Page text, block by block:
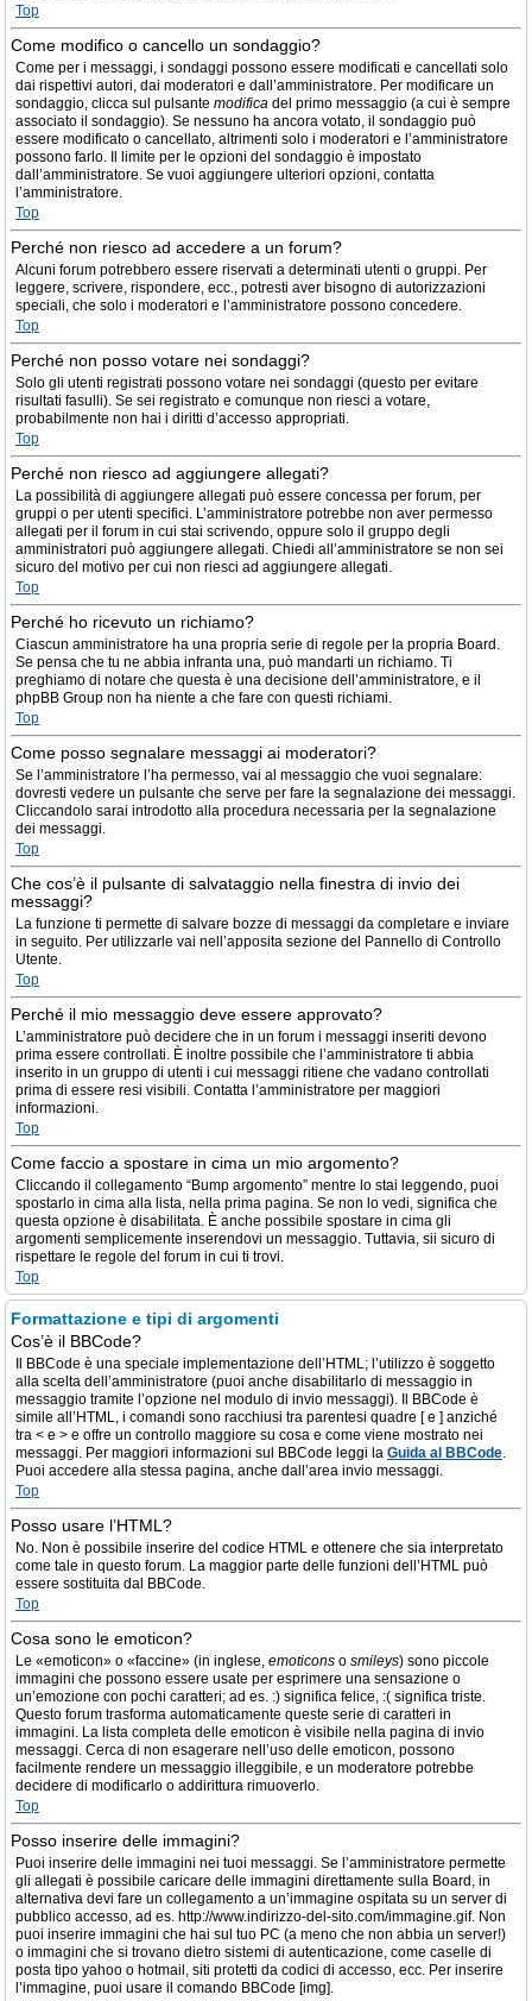
Top
Come modifico o cancello un sondaggio?
Come per i messaggi, i sondaggi possono essere modificati e cancellati solo
dai rispettivi autori, dai moderatori e dall’amministratore. Per modificare un
sondaggio, clicca sul pulsante modifica del primo messaggio (a cui è sempre
associato il sondaggio). Se nessuno ha ancora votato, il sondaggio può
essere modificato o cancellato, altrimenti solo i moderatori e l’amministratore
possono farlo. Il limite per le opzioni del sondaggio è impostato
dall’amministratore. Se vuoi aggiungere ulteriori opzioni, contatta
l’amministratore.
Top
Perché non riesco ad accedere a un forum?
Alcuni forum potrebbero essere riservati a determinati utenti o gruppi. Per
leggere, scrivere, rispondere, ecc., potresti aver bisogno di autorizzazioni
speciali, che solo i moderatori e l’amministratore possono concedere.
Top
Perché non posso votare nei sondaggi?
Solo gli utenti registrati possono votare nei sondaggi (questo per evitare
risultati fasulli). Se sei registrato e comunque non riesci a votare,
probabilmente non hai i diritti d’accesso appropriati.
Top
Perché non riesco ad aggiungere allegati?
La possibilità di aggiungere allegati può essere concessa per forum, per
gruppi o per utenti specifici. L’amministratore potrebbe non aver permesso
allegati per il forum in cui stai scrivendo, oppure solo il gruppo degli
amministratori può aggiungere allegati. Chiedi all’amministratore se non sei
sicuro del motivo per cui non riesci ad aggiungere allegati.
Top
Perché ho ricevuto un richiamo?
Ciascun amministratore ha una propria serie di regole per la propria Board.
Se pensa che tu ne abbia infranta una, può mandarti un richiamo. Ti
preghiamo di notare che questa è una decisione dell’amministratore, e il
phpBB Group non ha niente a che fare con questi richiami.
Top
Come posso segnalare messaggi ai moderatori?
Se l’amministratore l’ha permesso, vai al messaggio che vuoi segnalare:
dovresti vedere un pulsante che serve per fare la segnalazione dei messaggi.
Cliccandolo sarai introdotto alla procedura necessaria per la segnalazione
dei messaggi.
Top
Che cos’è il pulsante di salvataggio nella finestra di invio dei
messaggi?
La funzione ti permette di salvare bozze di messaggi da completare e inviare
in seguito. Per utilizzarle vai nell’apposita sezione del Pannello di Controllo
Utente.
Top
Perché il mio messaggio deve essere approvato?
L’amministratore può decidere che in un forum i messaggi inseriti devono
prima essere controllati. È inoltre possibile che l’amministratore ti abbia
inserito in un gruppo di utenti i cui messaggi ritiene che vadano controllati
prima di essere resi visibili. Contatta l’amministratore per maggiori
informazioni.
Top
Come faccio a spostare in cima un mio argomento?
Cliccando il collegamento “Bump argomento” mentre lo stai leggendo, puoi
spostarlo in cima alla lista, nella prima pagina. Se non lo vedi, significa che
questa opzione è disabilitata. È anche possibile spostare in cima gli
argomenti semplicemente inserendovi un messaggio. Tuttavia, sii sicuro di
rispettare le regole del forum in cui ti trovi.
Top
Formattazione e tipi di argomenti
Cos’è il BBCode?
Il BBCode è una speciale implementazione dell’HTML; l’utilizzo è soggetto
alla scelta dell’amministratore (puoi anche disabilitarlo di messaggio in
messaggio tramite l’opzione nel modulo di invio messaggi). Il BBCode è
simile all’HTML, i comandi sono racchiusi tra parentesi quadre [ e ] anziché
tra < e > e offre un controllo maggiore su cosa e come viene mostrato nei
messaggi. Per maggiori informazioni sul BBCode leggi la Guida al BBCode.
Puoi accedere alla stessa pagina, anche dall’area invio messaggi.
Top
Posso usare l’HTML?
No. Non è possibile inserire del codice HTML e ottenere che sia interpretato
come tale in questo forum. La maggior parte delle funzioni dell’HTML può
essere sostituita dal BBCode.
Top
Cosa sono le emoticon?
Le «emoticon» o «faccine» (in inglese, emoticons o smileys) sono piccole
immagini che possono essere usate per esprimere una sensazione o
un’emozione con pochi caratteri; ad es. :) significa felice, :( significa triste.
Questo forum trasforma automaticamente queste serie di caratteri in
immagini. La lista completa delle emoticon è visibile nella pagina di invio
messaggi. Cerca di non esagerare nell’uso delle emoticon, possono
facilmente rendere un messaggio illeggibile, e un moderatore potrebbe
decidere di modificarlo o addirittura rimuoverlo.
Top
Posso inserire delle immagini?
Puoi inserire delle immagini nei tuoi messaggi. Se l’amministratore permette
gli allegati è possibile caricare delle immagini direttamente sulla Board, in
alternativa devi fare un collegamento a un’immagine ospitata su un server di
pubblico accesso, ad es. http://www.indirizzo-del-sito.com/immagine.gif. Non
puoi inserire immagini che hai sul tuo PC (a meno che non abbia un server!)
o immagini che si trovano dietro sistemi di autenticazione, come caselle di
posta tipo yahoo o hotmail, siti protetti da codici di accesso, ecc. Per inserire
l’immagine, puoi usare il comando BBCode [img].